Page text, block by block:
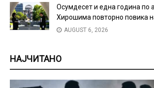
Осумдесет и една година по
Хирошима повторно повика
AUGUST 6, 2026
НАЈЧИТАНО